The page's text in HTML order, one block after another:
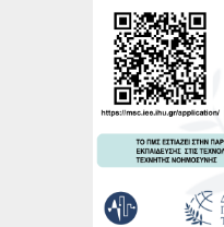
Εργασιών Ιούνιος 2026
22/06/2026
Πρόγραμμα
18/06/2026
Πρόγραμμα
Εργασιών Φεβρουάριου
19/02/2026